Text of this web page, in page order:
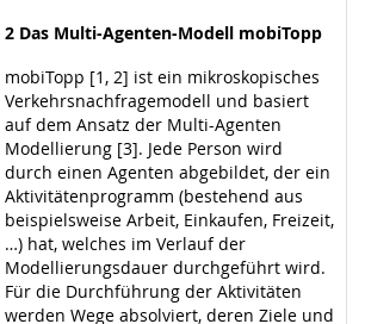
2 Das Multi-Agenten-Modell mobiTopp
mobiTopp [1, 2] ist ein mikroskopisches
Verkehrsnachfragemodell und basiert
auf dem Ansatz der Multi-Agenten
Modellierung [3]. Jede Person wird
durch einen Agenten abgebildet, der ein
Aktivitätenprogramm (bestehend aus
beispielsweise Arbeit, Einkaufen, Freizeit,
…) hat, welches im Verlauf der
Modellierungsdauer durchgeführt wird.
Für die Durchführung der Aktivitäten
werden Wege absolviert, deren Ziele und